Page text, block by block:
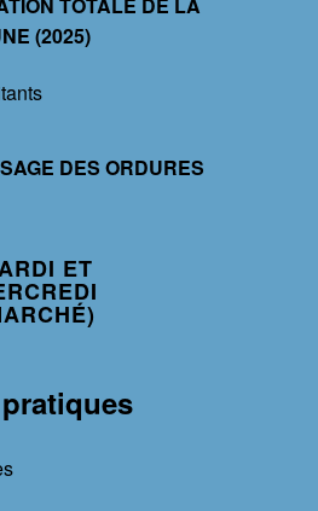
(2025)
DES ORDURES
ET